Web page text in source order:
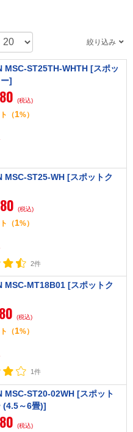
絞り込み
MSC-ST25TH-WHTH [スポッ
]
(税込)
（1%）
MSC-ST25-WH [スポットク
(税込)
（1%）
2件
MSC-MT18B01 [スポットク
(税込)
（1%）
1件
MSC-ST20-02WH [スポット
(4.5～6畳)]
(税込)